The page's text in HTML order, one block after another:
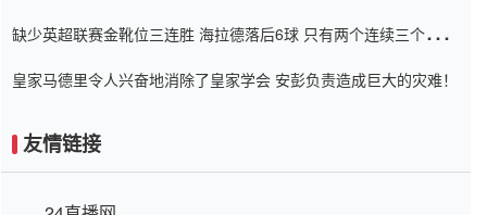
缺少英超联赛金靴位三连胜 海拉德落后6球 只有两个连续三个连续
皇家马德里令人兴奋地消除了皇家学会 安彭负责造成巨大的灾难！
友情链接